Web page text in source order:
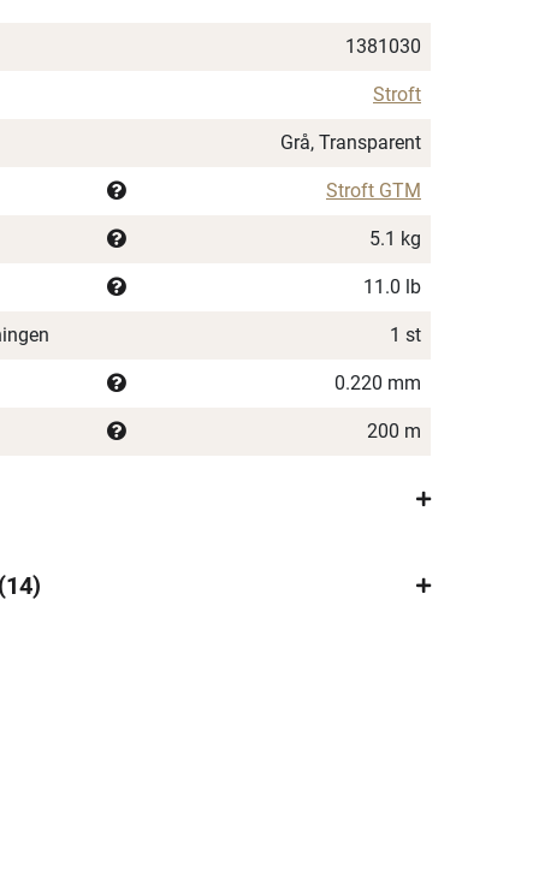
1381030
Stroft
Grå, Transparent
Stroft GTM
5.1 kg
11.0 lb
1 st
0.220 mm
200 m
14